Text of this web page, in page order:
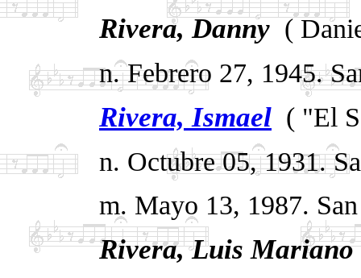
Rivera, Danny (
n. Febrero 27, 1945.
Rivera, Ismael ( "El
n. Octubre 05, 1931.
m. Mayo 13, 1987.
Rivera, Luis Mariano.